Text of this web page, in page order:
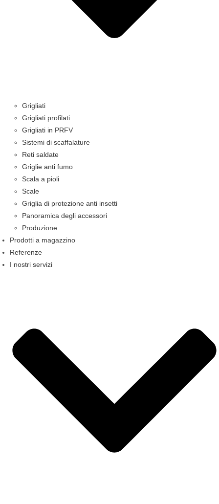
Grigliati
Grigliati profilati
Grigliati in PRFV
Sistemi di scaffalature
Reti saldate
Griglie anti fumo
Scala a pioli
Scale
Griglia di protezione anti insetti
Panoramica degli accessori
Produzione
Prodotti a magazzino
Referenze
I nostri servizi